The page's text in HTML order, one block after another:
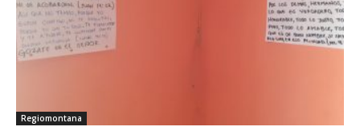
Regiomontana